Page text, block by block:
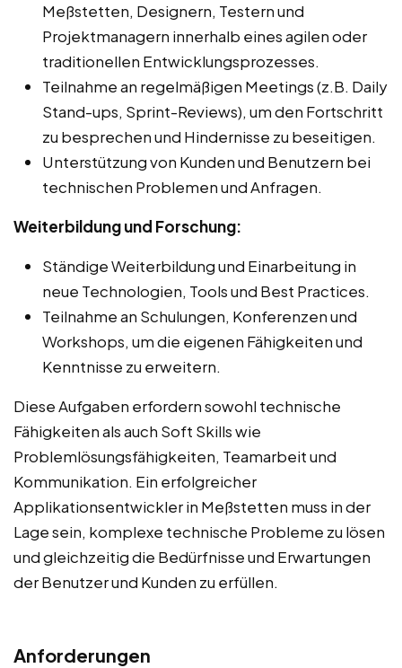
Meßstetten, Designern, Testern und
Projektmanagern innerhalb eines agilen oder
traditionellen Entwicklungsprozesses.
Teilnahme an regelmäßigen Meetings (z.B. Daily
Stand-ups, Sprint-Reviews), um den Fortschritt
zu besprechen und Hindernisse zu beseitigen.
Unterstützung von Kunden und Benutzern bei
technischen Problemen und Anfragen.
Weiterbildung und Forschung:
Ständige Weiterbildung und Einarbeitung in
neue Technologien, Tools und Best Practices.
Teilnahme an Schulungen, Konferenzen und
Workshops, um die eigenen Fähigkeiten und
Kenntnisse zu erweitern.
Diese Aufgaben erfordern sowohl technische
Fähigkeiten als auch Soft Skills wie
Problemlösungsfähigkeiten, Teamarbeit und
Kommunikation. Ein erfolgreicher
Applikationsentwickler in Meßstetten muss in der
Lage sein, komplexe technische Probleme zu lösen
und gleichzeitig die Bedürfnisse und Erwartungen
der Benutzer und Kunden zu erfüllen.
Anforderungen